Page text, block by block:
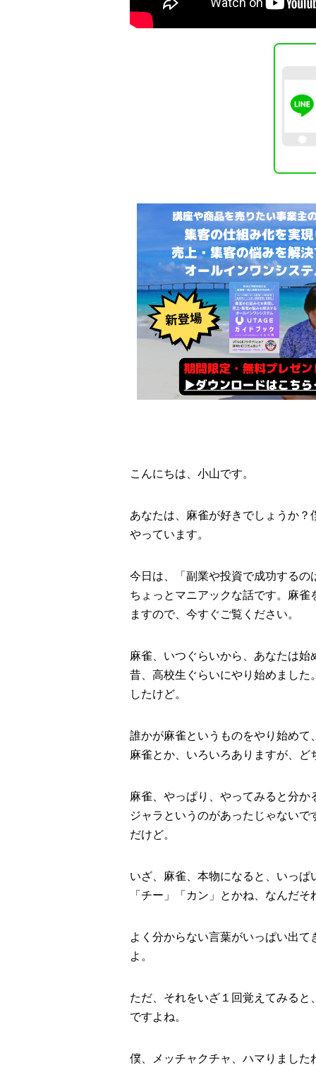
こんにちは、小山です。
あなたは、麻雀が好きでしょうか
やっています。
今日は、「副業や投資で成功する
ちょっとマニアックな話です。麻
ますので、今すぐご覧ください。
麻雀、いつぐらいから、あなたは
昔、高校生ぐらいにやり始めまし
したけど。
誰かが麻雀というものをやり始め
麻雀とか、いろいろありますが、
麻雀、やっぱり、やってみると分
ジャラというのがあったじゃない
だけど。
いざ、麻雀、本物になると、いっ
「チー」「カン」とかね、なんだ
よく分からない言葉がいっぱい出
よ。
ただ、それをいざ１回覚えてみる
ですよね。
僕、メッチャクチャ、ハマりまし